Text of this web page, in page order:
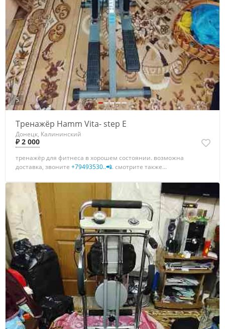
5
Тренажёр Hamm Vita- step E
Донецк, Калининский
₽ 2 000
тренажёр для фитнеса в хорошем состоянии. возможна
доставка, звоните +79493530..📲. смотрите также...